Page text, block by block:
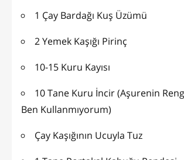
1 Çay Bardağı Kuş Üzümü
2 Yemek Kaşığı Pirinç
10-15 Kuru Kayısı
10 Tane Kuru İncir (Aşurenin
Ben Kullanmıyorum)
Çay Kaşığının Ucuyla Tuz